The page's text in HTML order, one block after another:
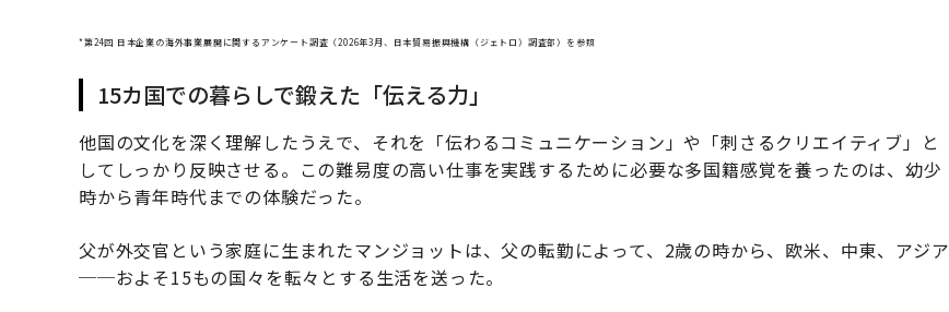
*第24回 日本企業の海外事業展開に関するアンケート調査（2026年3月、日本貿易振興機構（ジェトロ）調査部）を参照
15カ国での暮らしで鍛えた「伝える力」
他国の文化を深く理解したうえで、それを「伝わるコミュニケーション」や「刺さるクリエイティブ」と
してしっかり反映させる。この難易度の高い仕事を実践するために必要な多国籍感覚を養ったのは、幼少
時から青年時代までの体験だった。
父が外交官という家庭に生まれたマンジョットは、父の転勤によって、2歳の時から、欧米、中東、アジア
──およそ15もの国々を転々とする生活を送った。